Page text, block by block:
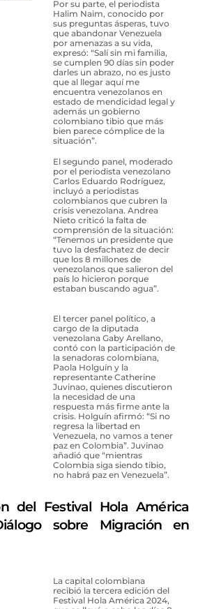
Por su parte, el periodista
Halim Naim, conocido por
sus preguntas ásperas, tuvo
que abandonar Venezuela
por amenazas a su vida,
expresó: “Salí sin mi familia,
se cumplen 90 días sin poder
darles un abrazo, no es justo
que al llegar aquí me
encuentra venezolanos en
estado de mendicidad legal y
además un gobierno
colombiano tibio que más
bien parece cómplice de la
situación”.
El segundo panel, moderado
por el periodista venezolano
Carlos Eduardo Rodríguez,
incluyó a periodistas
colombianos que cubren la
crisis venezolana. Andrea
Nieto criticó la falta de
comprensión de la situación:
“Tenemos un presidente que
tuvo la desfachatez de decir
que los 8 millones de
venezolanos que salieron del
país lo hicieron porque
estaban buscando agua”.
El tercer panel político, a
cargo de la diputada
venezolana Gaby Arellano,
contó con la participación de
la senadoras colombiana,
Paola Holguín y la
representante Catherine
Juvinao, quienes discutieron
la necesidad de una
respuesta más firme ante la
crisis. Holguín afirmó: “Si no
regresa la libertad en
Venezuela, no vamos a tener
paz en Colombia”. Juvinao
añadió que “mientras
Colombia siga siendo tibio,
no habrá paz en Venezuela”.
del Festival Hola América
sobre Migración en
La capital colombiana
recibió la tercera edición del
Festival Hola América 2024,